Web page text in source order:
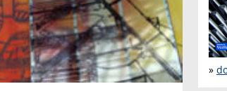
»